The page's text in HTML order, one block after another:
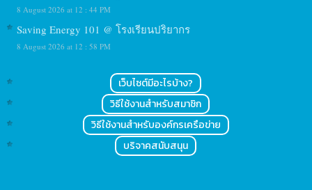
8 August 2026 at 12 : 44 PM
Saving Energy 101 @ โรงเรียนปริยากร
8 August 2026 at 12 : 58 PM
เว็บไซต์มีอะไรบ้าง?
วิธีใช้งานสำหรับสมาชิก
วิธีใช้งานสำหรับองค์กรเครือข่าย
บริจาคสนับสนุน